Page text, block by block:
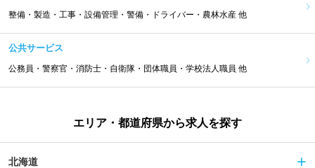
整備・製造・工事・設備管理・警備・ドライバー・農林水産 他
公共サービス
公務員・警察官・消防士・自衛隊・団体職員・学校法人職員 他
エリア・都道府県から求人を探す
北海道